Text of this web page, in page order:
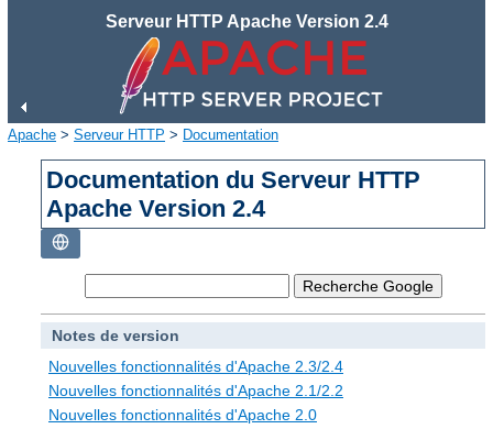
Serveur HTTP Apache Version 2.4
Apache > Serveur HTTP > Documentation
Documentation du Serveur HTTP
Apache Version 2.4
Notes de version
Nouvelles fonctionnalités d'Apache 2.3/2.4
Nouvelles fonctionnalités d'Apache 2.1/2.2
Nouvelles fonctionnalités d'Apache 2.0